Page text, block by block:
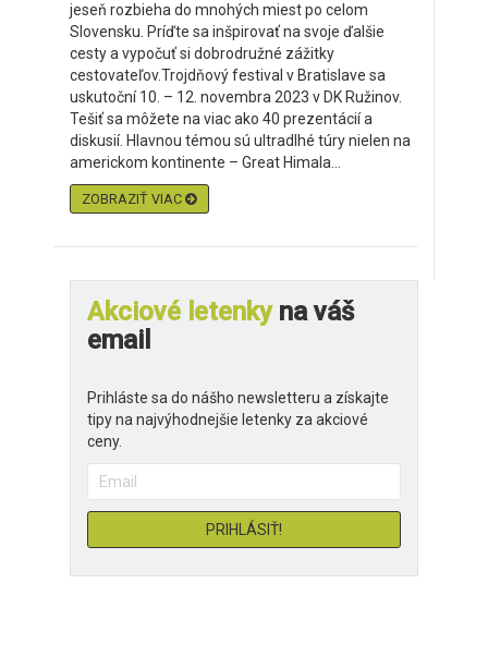
jeseň rozbieha do mnohých miest po celom
Slovensku. Príďte sa inšpirovať na svoje ďalšie
cesty a vypočuť si dobrodružné zážitky
cestovateľov.Trojdňový festival v Bratislave sa
uskutoční 10. – 12. novembra 2023 v DK Ružinov.
Tešiť sa môžete na viac ako 40 prezentácií a
diskusií. Hlavnou témou sú ultradlhé túry nielen na
americkom kontinente – Great Himala...
ZOBRAZIŤ VIAC
Akciové letenkyna váš
email
Prihláste sa do nášho newsletteru a získajte
tipy na najvýhodnejšie letenky za akciové
ceny.